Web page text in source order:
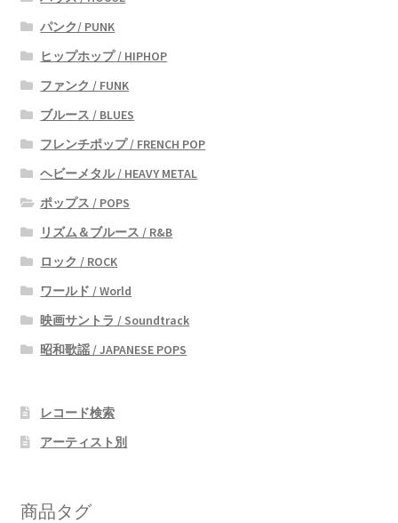
パンク/ PUNK
ヒップホップ / HIPHOP
ファンク / FUNK
ブルース / BLUES
フレンチポップ / FRENCH POP
ヘビーメタル / HEAVY METAL
ポップス / POPS
リズム＆ブルース / R&B
ロック / ROCK
ワールド / World
映画サントラ / Soundtrack
昭和歌謡 / JAPANESE POPS
レコード検索
アーティスト別
商品タグ